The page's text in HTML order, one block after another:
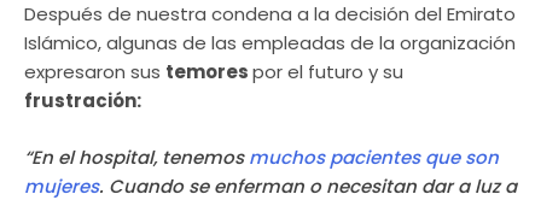
Después de nuestra condena a la decisión del Emirato
Islámico, algunas de las empleadas de la organización
expresaron sus temorespor el futuro y su
frustración:
“En el hospital, tenemosmuchos pacientes que son
mujeres. Cuando se enferman o necesitan dar a luz a